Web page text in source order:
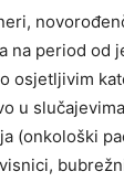
na period od
osjetljivim
u
(onkološki